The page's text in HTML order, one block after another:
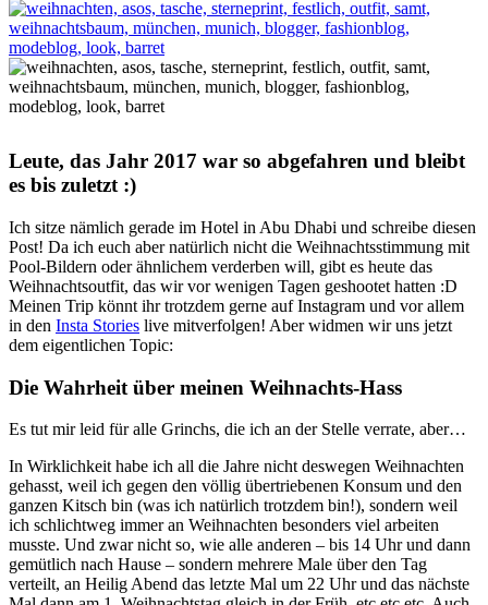
Leute, das Jahr 2017 war so abgefahren und bleibt
es bis zuletzt :)
Ich sitze nämlich gerade im Hotel in Abu Dhabi und schreibe diesen
Post! Da ich euch aber natürlich nicht die Weihnachtsstimmung mit
Pool-Bildern oder ähnlichem verderben will, gibt es heute das
Weihnachtsoutfit, das wir vor wenigen Tagen geshootet hatten :D
Meinen Trip könnt ihr trotzdem gerne auf Instagram und vor allem
in den Insta Stories live mitverfolgen! Aber widmen wir uns jetzt
dem eigentlichen Topic:
Die Wahrheit über meinen Weihnachts-Hass
Es tut mir leid für alle Grinchs, die ich an der Stelle verrate, aber…
In Wirklichkeit habe ich all die Jahre nicht deswegen Weihnachten
gehasst, weil ich gegen den völlig übertriebenen Konsum und den
ganzen Kitsch bin (was ich natürlich trotzdem bin!), sondern weil
ich schlichtweg immer an Weihnachten besonders viel arbeiten
musste. Und zwar nicht so, wie alle anderen – bis 14 Uhr und dann
gemütlich nach Hause – sondern mehrere Male über den Tag
verteilt, an Heilig Abend das letzte Mal um 22 Uhr und das nächste